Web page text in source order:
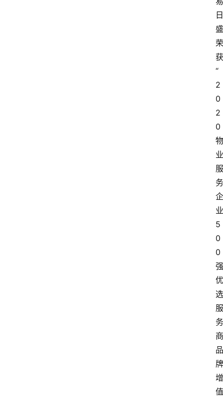
日
盛
荣
获
“
2
0
2
0
物
业
服
务
企
业
5
0
0
强
优
选
服
务
商
品
牌
增
值